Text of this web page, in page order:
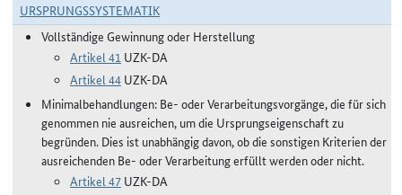
URSPRUNGSSYSTEMATIK
Vollständige Gewinnung oder Herstellung
Artikel 41 UZK-DA
Artikel 44 UZK-DA
Minimalbehandlungen: Be- oder Verarbeitungsvorgänge, die für sich
genommen nie ausreichen, um die Ursprungseigenschaft zu
begründen. Dies ist unabhängig davon, ob die sonstigen Kriterien der
ausreichenden Be- oder Verarbeitung erfüllt werden oder nicht.
Artikel 47 UZK-DA